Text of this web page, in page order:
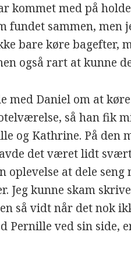
kommet med på
fundet sammen, men
bare køre bagefter,
også rart at kunne
med Daniel om at
så han fik
og Kathrine. På den
det været lidt
oplevelse at dele seng
Jeg kunne skam
så vidt når det nok
Pernille ved sin side,